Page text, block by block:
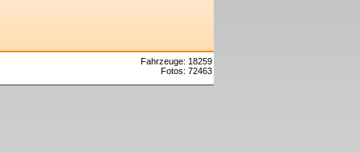
Fahrzeuge: 18259
Fotos: 72463